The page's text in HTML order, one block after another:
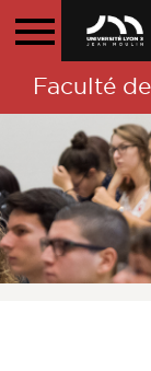
Faculté de